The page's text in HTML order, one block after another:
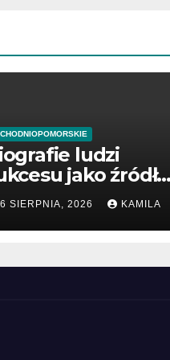
ludzi
jako źródło
6 SIERPNIA, 2026 KAMILA